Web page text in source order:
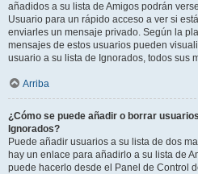
añadidos a su lista de Amigos podrán
Usuario para un rápido acceso a ver si
enviarles un mensaje privado. Según la
mensajes de estos usuarios pueden
usuario a su lista de Ignorados, todos sus
Arriba
¿Cómo se puede añadir o borrar
Ignorados?
Puede añadir usuarios a su lista de dos
hay un enlace para añadirlo a su lista de
puede hacerlo desde el Panel de Control